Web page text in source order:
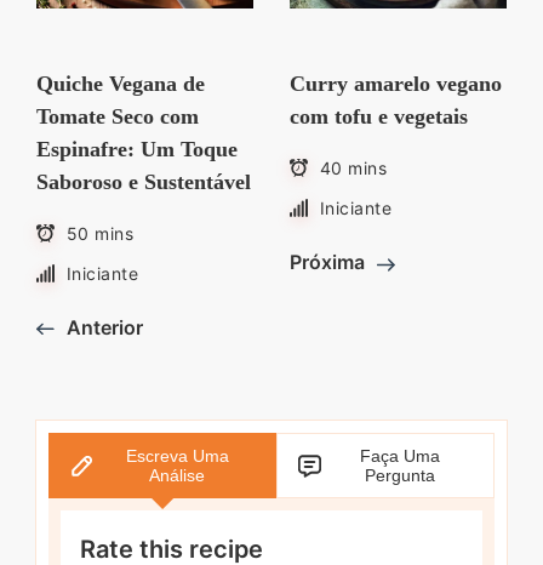
Quiche Vegana de
Tomate Seco com
Espinafre: Um Toque
Saboroso e Sustentável
50 mins
Iniciante
Anterior
Curry amarelo vegano
com tofu e vegetais
40 mins
Iniciante
Próxima
Escreva Uma
Análise
Faça Uma
Pergunta
Rate this recipe